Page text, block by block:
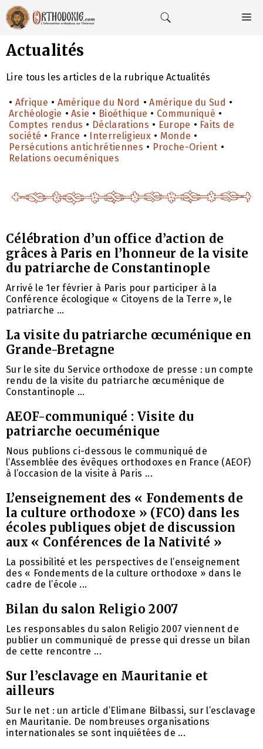
Aller
au
contenu
Actualités
Lire tous les articles de la rubrique Actualités
• Afrique • Amérique du Nord •Amérique du Sud •
Archéologie •Asie • Bioéthique • Communiqué •
Comptes rendus • Déclarations • Europe • Faits de
société • France • Interreligieux • Monde •
Persécutions antichrétiennes • Proche-Orient •
Relations oecuméniques
Célébration d’un office d’action de
grâces à Paris en l’honneur de la visite
du patriarche de Constantinople
Arrivé le 1er février à Paris pour participer à la
Conférence écologique « Citoyens de la Terre », le
patriarche ...
La visite du patriarche œcuménique en
Grande-Bretagne
Sur le site du Service orthodoxe de presse : un compte
rendu de la visite du patriarche œcuménique de
Constantinople ...
AEOF-communiqué : Visite du
patriarche oecuménique
Nous publions ci-dessous le communiqué de
l’Assemblée des évêques orthodoxes en France (AEOF)
à l’occasion de la visite à Paris ...
L’enseignement des « Fondements de
la culture orthodoxe » (FCO) dans les
écoles publiques objet de discussion
aux « Conférences de la Nativité »
La possibilité et les perspectives de l’enseignement
des « Fondements de la culture orthodoxe » dans le
cadre de l’école ...
Bilan du salon Religio 2007
Les responsables du salon Religio 2007 viennent de
publier un communiqué de presse qui dresse un bilan
de cette rencontre ...
Sur l’esclavage en Mauritanie et
ailleurs
Sur le net : un article d’Elimane Bilbassi, sur l’esclavage
en Mauritanie. De nombreuses organisations
internationales se sont inquiétées de ...